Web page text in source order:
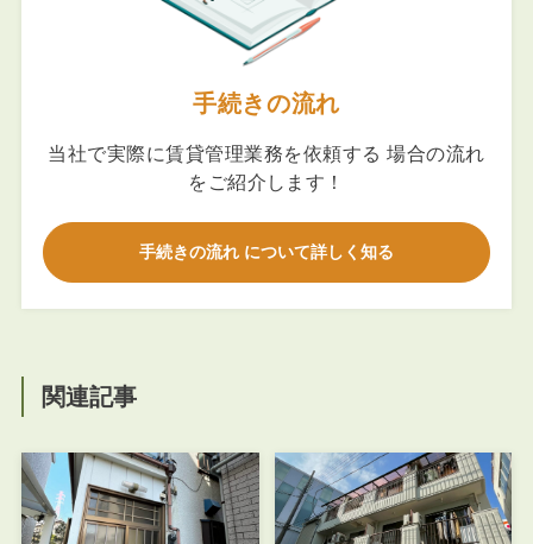
手続きの流れ
当社で実際に賃貸管理業務を依頼する 場合の流れ
をご紹介します！
手続きの流れ について詳しく知る
関連記事